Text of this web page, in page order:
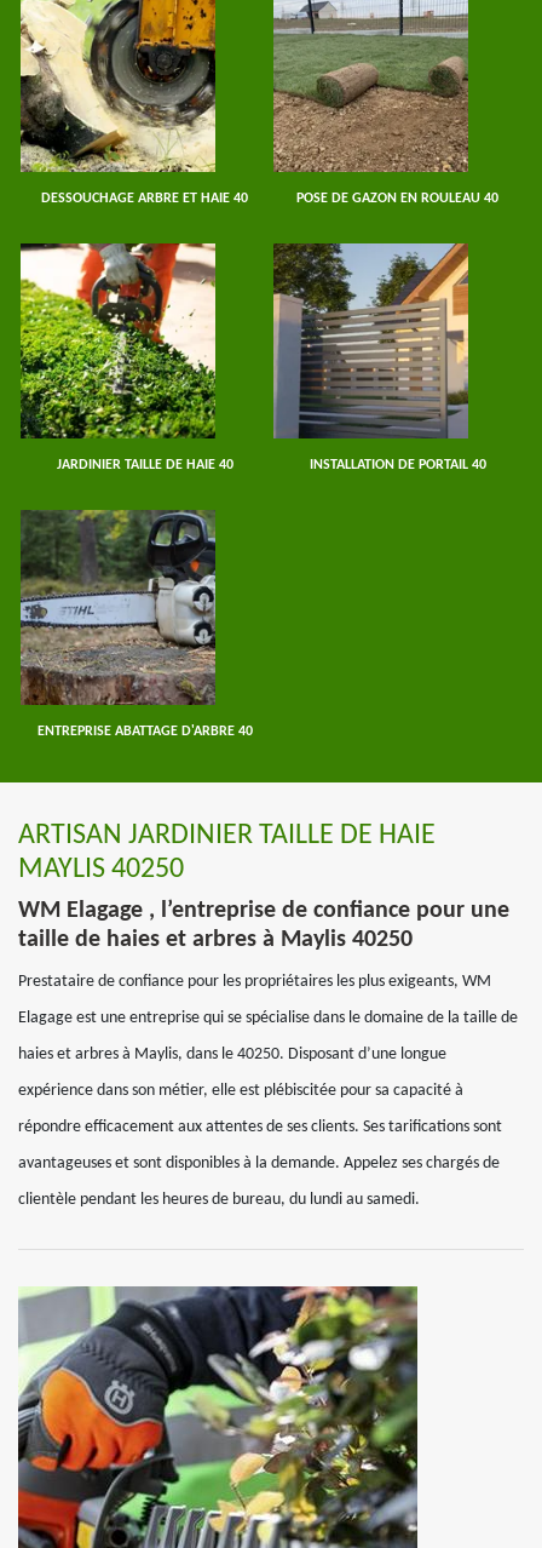
DESSOUCHAGE ARBRE ET HAIE 40 POSE DE GAZON EN ROULEAU 40
JARDINIER TAILLE DE HAIE 40 INSTALLATION DE PORTAIL 40
ENTREPRISE ABATTAGE D'ARBRE 40
ARTISAN JARDINIER TAILLE DE HAIE
MAYLIS 40250
WM Elagage , l’entreprise de confiance pour une
taille de haies et arbres à Maylis 40250
Prestataire de confiance pour les propriétaires les plus exigeants, WM
Elagage est une entreprise qui se spécialise dans le domaine de la taille de
haies et arbres à Maylis, dans le 40250. Disposant d’une longue
expérience dans son métier, elle est plébiscitée pour sa capacité à
répondre efficacement aux attentes de ses clients. Ses tarifications sont
avantageuses et sont disponibles à la demande. Appelez ses chargés de
clientèle pendant les heures de bureau, du lundi au samedi.